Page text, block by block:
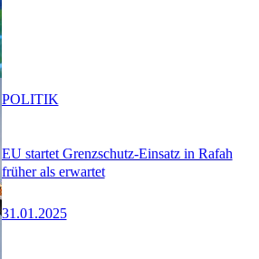
EU startet Grenzschutz-Einsatz in Rafah
früher als erwartet
31.01.2025
POLITIK